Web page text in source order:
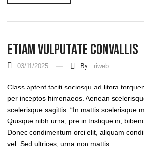
Etiam Vulputate Convallis
03/11/2025 By : riweb
Class aptent taciti sociosqu ad litora
per inceptos himenaeos. Aenean
scelerisque sagittis. “In mattis scelerisque
Quisque nibh urna, pre in tristique in,
Donec condimentum orci elit, aliquam
vel. Sed ultrices, urna non mattis...